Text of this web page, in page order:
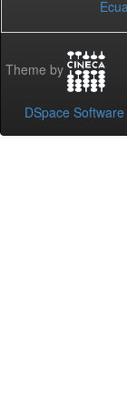
Theme by
DSpace Software